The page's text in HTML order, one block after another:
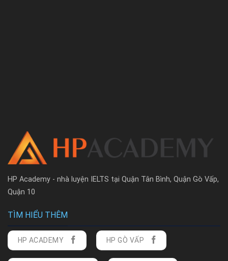
HP Academy - nhà luyện IELTS tại Quận Tân Bình, Quận Gò Vấp,
Quận 10
TÌM HIỂU THÊM
HP ACADEMY HP GÒ VẤP